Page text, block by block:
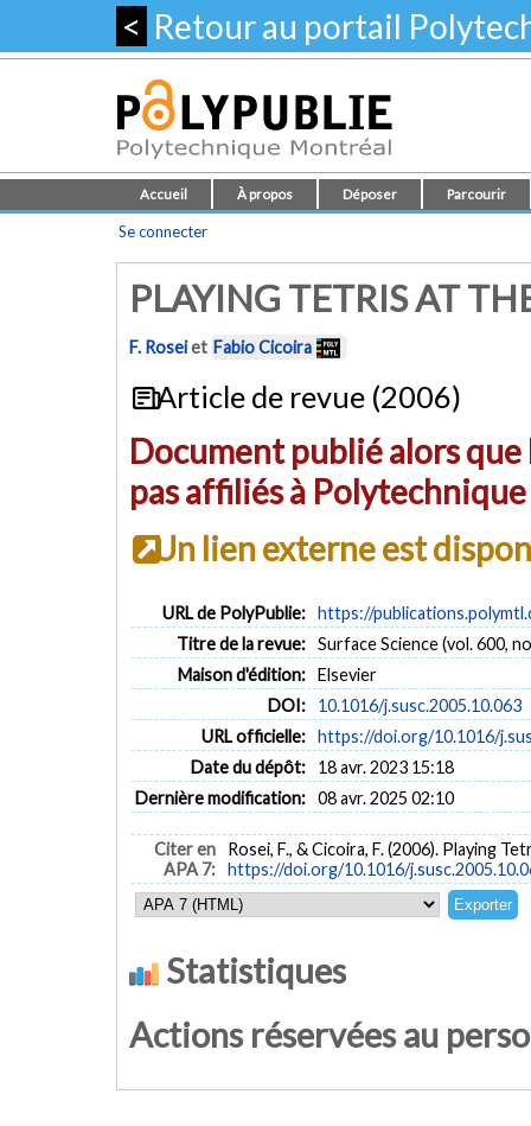
< Retour au portail
Accueil À propos Déposer Parcourir
Se connecter
PLAYING TETRIS AT
F. Roseiet Fabio Cicoira
Article de revue (2006)
Document publié alors
pas affiliés à
Un lien externe est
URL de PolyPublie: https://
Titre de la revue: Surface Science (vol. 600,
Maison d'édition: Elsevier
DOI:
10.1016/j.susc.2005.10.063
URL officielle: https://doi.org/10.1016/
Date du dépôt:
18 avr. 2023 15:18
Dernière modification: 08 avr. 2025 02:10
Citer en
APA 7:
Rosei, F., & Cicoira, F. (2006). Playing
https://doi.org/10.1016/
Statistiques
Actions réservées au